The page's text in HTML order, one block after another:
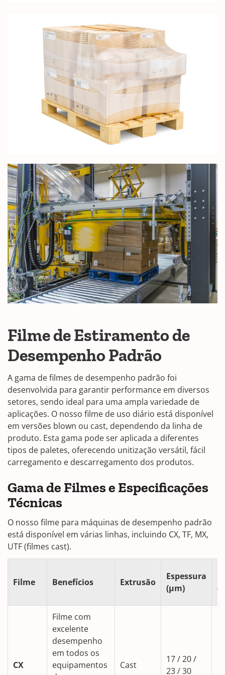
Filme de Estiramento de
Desempenho Padrão
A gama de filmes de desempenho padrão foi
desenvolvida para garantir performance em diversos
setores, sendo ideal para uma ampla variedade de
aplicações. O nosso filme de uso diário está disponível
em versões blown ou cast, dependendo da linha de
produto. Esta gama pode ser aplicada a diferentes
tipos de paletes, oferecendo unitização versátil, fácil
carregamento e descarregamento dos produtos.
Gama de Filmes e Especificações
Técnicas
O nosso filme para máquinas de desempenho padrão
está disponível em várias linhas, incluindo CX, TF, MX,
UTF (filmes cast).
Filme Benefícios Extrusão
Espessura
(µm)
CX
Filme com
excelente
desempenho
em todos os
equipamentos
Cast
17 / 20 /
23 / 30